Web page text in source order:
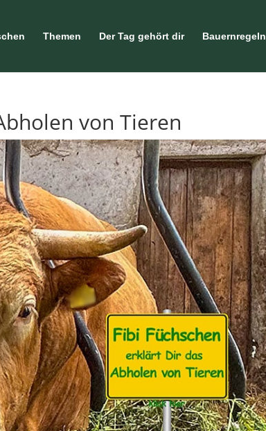
Themen Der Tag gehört dir Bauernregeln
von Tieren